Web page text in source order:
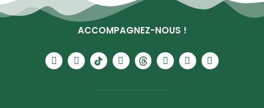
ACCOMPAGNEZ-NOUS !